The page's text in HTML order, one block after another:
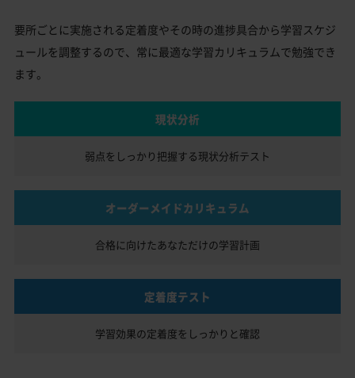
要所ごとに実施される定着度やその時の進捗具合から学習スケジ
ュールを調整するので、常に最適な学習カリキュラムで勉強でき
ます。
現状分析
弱点をしっかり把握する現状分析テスト
オーダーメイドカリキュラム
合格に向けたあなただけの学習計画
定着度テスト
学習効果の定着度を しっかりと確認